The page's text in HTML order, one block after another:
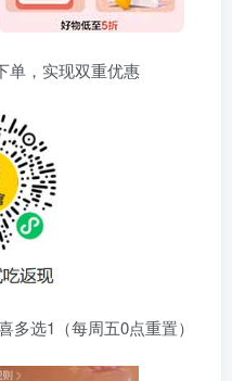
单，实现双重优惠
多选1（每周五0点重置）